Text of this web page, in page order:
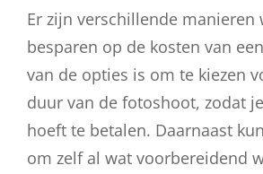
Er zijn verschillende manieren
besparen op de kosten van
van de opties is om te kiezen
duur van de fotoshoot, zodat
hoeft te betalen. Daarnaast
om zelf al wat voorbereidend